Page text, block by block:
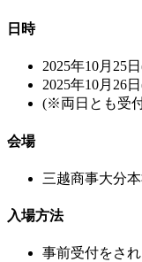
日時
2025年10月25
2025年10月26
(※両日とも受
会場
三越商事大分
入場方法
事前受付をさ